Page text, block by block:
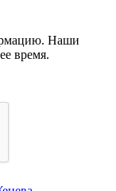
Наши
время.